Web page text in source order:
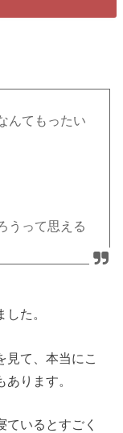
んてもったい
うって思える
た。
見て、本当にこ
ります。
いるとすごく